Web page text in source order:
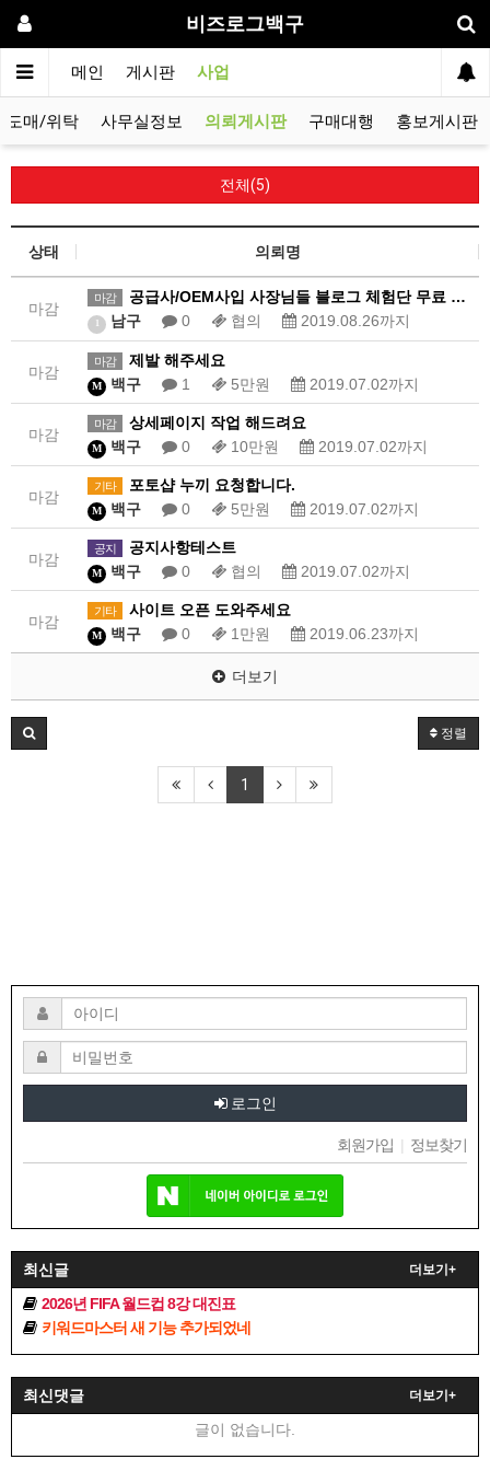
비즈로그백구
메인 게시판 사업
도매/위탁 사무실정보 의뢰게시판 구매대행 홍보게시판
전체(5)
상태 의뢰명
마감
마감 공급사/OEM사입 사장님들 블로그 체험단 무료 진행해드…
남구 0 협의 2019.08.26까지
마감
마감 제발 해주세요
M 백구 1 5만원 2019.07.02까지
마감
마감 상세페이지 작업 해드려요
M 백구 0 10만원 2019.07.02까지
마감
기타 포토샵 누끼 요청합니다.
M 백구 0 5만원 2019.07.02까지
마감
공지 공지사항테스트
M 백구 0 협의 2019.07.02까지
마감
기타 사이트 오픈 도와주세요
M 백구 0 1만원 2019.06.23까지
더보기
정렬
1
로그인
회원가입 | 정보찾기
최신글 더보기+
2026년 FIFA 월드컵 8강 대진표
키워드마스터 새 기능 추가되었네
최신댓글 더보기+
글이 없습니다.